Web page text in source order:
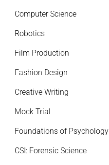
Computer Science
Robotics
Film Production
Fashion Design
Creative Writing
Mock Trial
Foundations of Psychology
CSI: Forensic Science